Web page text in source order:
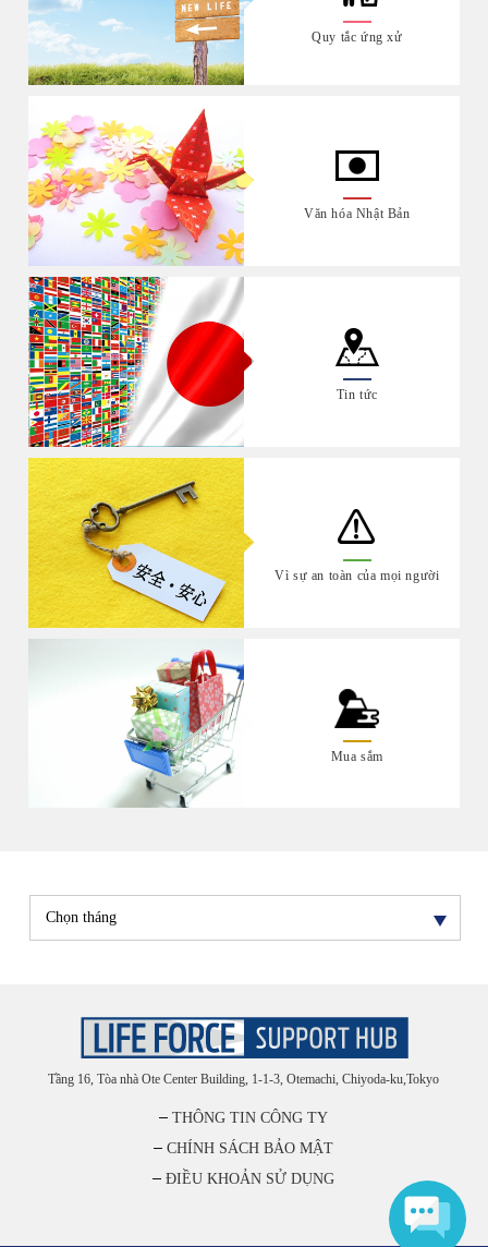
Quy tắc ứng xử
Văn hóa Nhật Bản
Tin tức
Vì sự an toàn của mọi người
Mua sắm
Tầng 16, Tòa nhà Ote Center Building, 1-1-3, Otemachi, Chiyoda-ku,Tokyo
THÔNG TIN CÔNG TY
CHÍNH SÁCH BẢO MẬT
ĐIỀU KHOẢN SỬ DỤNG